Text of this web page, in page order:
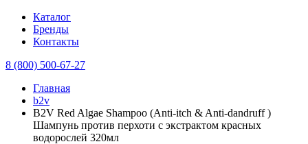
Каталог
Бренды
Контакты
8 (800) 500-67-27
Главная
b2v
B2V Red Algae Shampoo (Anti-itch & Anti-dandruff )
Шампунь против перхоти с экстрактом красных
водорослей 320мл